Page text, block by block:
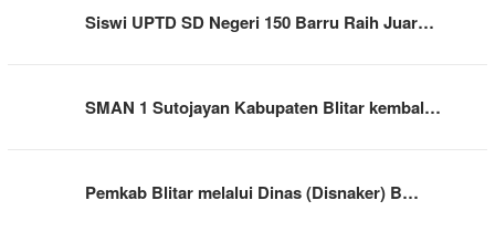
Siswi UPTD SD Negeri 150 Barru Raih Juar…
SMAN 1 Sutojayan Kabupaten Blitar kembal…
Pemkab Blitar melalui Dinas (Disnaker) B…